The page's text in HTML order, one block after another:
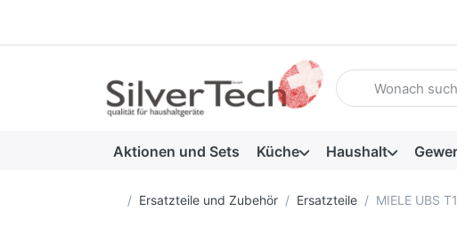
Geben Sie einen
Aktionen und Sets Küche Haushalt
Startseite
Ersatzteile und Zubehör Ersatzteile MIELE UBS